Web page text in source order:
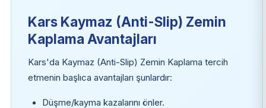
Kars Kaymaz (Anti-Slip) Zemin
Kaplama Avantajları
Kars'da Kaymaz (Anti-Slip) Zemin Kaplama tercih
etmenin başlıca avantajları şunlardır:
Düşme/kayma kazalarını önler.